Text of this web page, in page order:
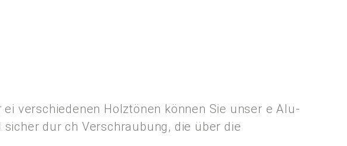
verschiedenen Holztönen können Sie unser e Alu-
dur ch Verschraubung, die über die